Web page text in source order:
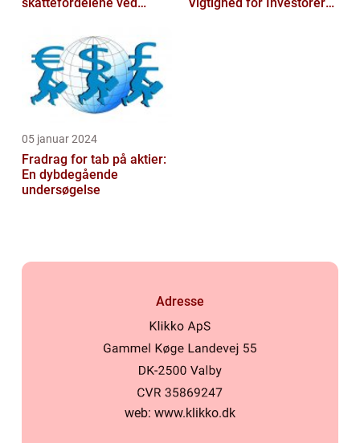
05 januar 2024
Fradrag for tab på aktier:
En dybdegående
undersøgelse
Adresse
web: www.klikko.dk